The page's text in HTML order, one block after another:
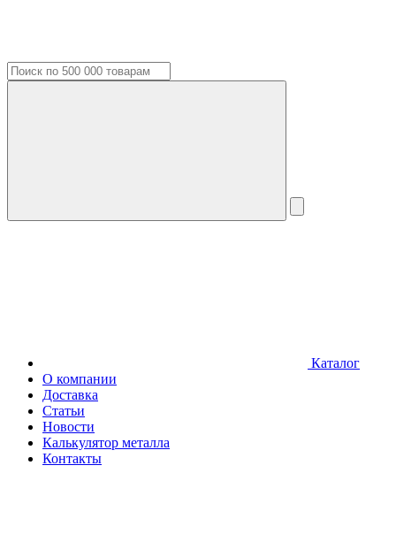
Каталог
О компании
Доставка
Статьи
Новости
Калькулятор металла
Контакты